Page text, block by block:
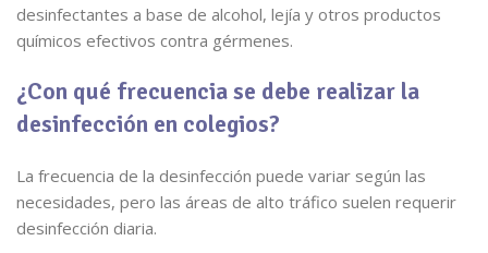
desinfectantes a base de alcohol, lejía y otros productos
químicos efectivos contra gérmenes.
¿Con qué frecuencia se debe realizar la
desinfección en colegios?
La frecuencia de la desinfección puede variar según las
necesidades, pero las áreas de alto tráfico suelen requerir
desinfección diaria.